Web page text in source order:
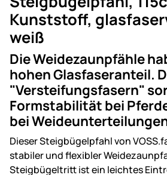
Kunststoff,
weiß
Die Weidezaunpfähle
hohen Glasfaseranteil.
"Versteifungsfasern"
Formstabilität bei
bei
Dieser Steigbügelpfahl von
stabiler und flexibler
Steigbügeltritt ist ein leichtes